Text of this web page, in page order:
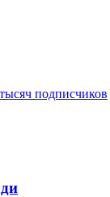
подписчиков